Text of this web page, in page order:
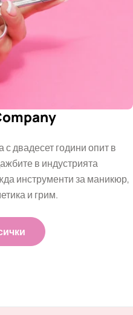
с двадесет години опит в
в индустрията
инструменти за маникюр,
и грим.